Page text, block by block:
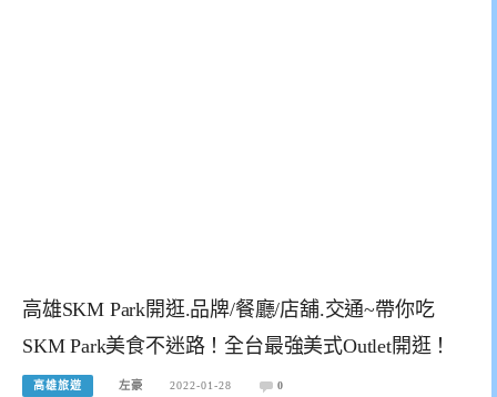
高雄SKM Park開逛.品牌/餐廳/店舖.交通~帶你吃
SKM Park美食不迷路！全台最強美式Outlet開逛！
高雄旅遊 左豪 2022-01-28 0